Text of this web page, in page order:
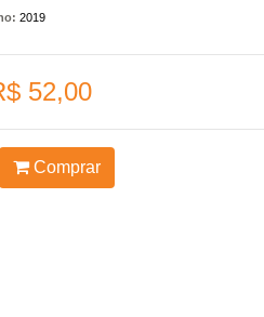
2019
52,00
Comprar